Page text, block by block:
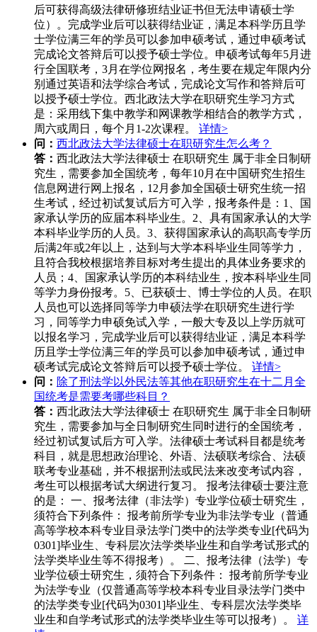
后可获得高级法律研修班结业证书但无法申请硕士学
位）。完成学业后可以获得结业证，满足本科学历且学
士学位满三年的学员可以参加申硕考试，通过申硕考试
完成论文答辩后可以授予硕士学位。申硕考试每年5月进
行全国联考，3月在学位网报名，考生要在规定年限内分
别通过英语和法学综合考试，完成论文写作和答辩后可
以授予硕士学位。西北政法大学在职研究生学习方式
是：采用线下集中教学和网课教学相结合的教学方式，
周六或周日，每个月1-2次课程。 详情>
问： 西北政法大学法律硕士在职研究生怎么考？
答： 西北政法大学法律硕士 在职研究生 属于非全日制研
究生，需要参加全国统考，每年10月在中国研究生招生
信息网进行网上报名，12月参加全国硕士研究生统一招
生考试，经过初试复试后方可入学，报考条件是：1、国
家承认学历的应届本科毕业生。2、具有国家承认的大学
本科毕业学历的人员。3、获得国家承认的高职高专学历
后满2年或2年以上，达到与大学本科毕业生同等学力，
且符合我校根据培养目标对考生提出的具体业务要求的
人员；4、国家承认学历的本科结业生，按本科毕业生同
等学力身份报考。5、已获硕士、博士学位的人员。在职
人员也可以选择同等学力申硕法学在职研究生进行学
习，同等学力申硕免试入学，一般大专及以上学历就可
以报名学习，完成学业后可以获得结业证，满足本科学
历且学士学位满三年的学员可以参加申硕考试，通过申
硕考试完成论文答辩后可以授予硕士学位。 详情>
问： 除了刑法学以外民法等其他在职研究生在十二月全
国统考是需要考哪些科目？
答： 西北政法大学法律硕士 在职研究生 属于非全日制研
究生，需要参加与全日制研究生同时进行的全国统考，
经过初试复试后方可入学。法律硕士考试科目都是统考
科目，就是思想政治理论、外语、法硕联考综合、法硕
联考专业基础，并不根据刑法或民法来改变考试内容，
考生可以根据考试大纲进行复习。 报考法律硕士要注意
的是： 一、报考法律（非法学）专业学位硕士研究生，
须符合下列条件： 报考前所学专业为非法学专业（普通
高等学校本科专业目录法学门类中的法学类专业[代码为
0301]毕业生、专科层次法学类毕业生和自学考试形式的
法学类毕业生等不得报考）。 二、报考法律（法学）专
业学位硕士研究生，须符合下列条件： 报考前所学专业
为法学专业（仅普通高等学校本科专业目录法学门类中
的法学类专业[代码为0301]毕业生、专科层次法学类毕
业生和自学考试形式的法学类毕业生等可以报考）。 详